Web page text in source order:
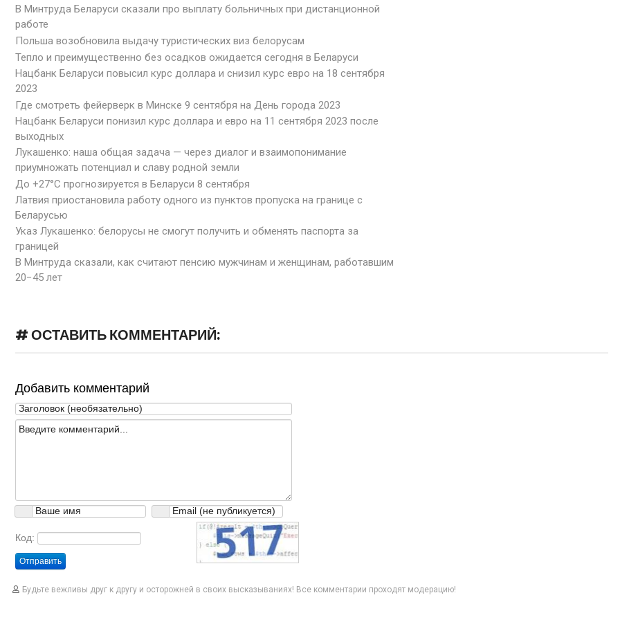
В Минтруда Беларуси сказали про выплату больничных при дистанционной
работе
Польша возобновила выдачу туристических виз белорусам
Тепло и преимущественно без осадков ожидается сегодня в Беларуси
Нацбанк Беларуси повысил курс доллара и снизил курс евро на 18 сентября
2023
Где смотреть фейерверк в Минске 9 сентября на День города 2023
Нацбанк Беларуси понизил курс доллара и евро на 11 сентября 2023 после
выходных
Лукашенко: наша общая задача — через диалог и взаимопонимание
приумножать потенциал и славу родной земли
До +27°С прогнозируется в Беларуси 8 сентября
Латвия приостановила работу одного из пунктов пропуска на границе с
Беларусью
Указ Лукашенко: белорусы не смогут получить и обменять паспорта за
границей
В Минтруда сказали, как считают пенсию мужчинам и женщинам, работавшим
20−45 лет
# ОСТАВИТЬ КОММЕНТАРИЙ:
Добавить комментарий
Код:
Отправить
Будьте вежливы друг к другу и осторожней в своих высказываниях! Все комментарии проходят модерацию!